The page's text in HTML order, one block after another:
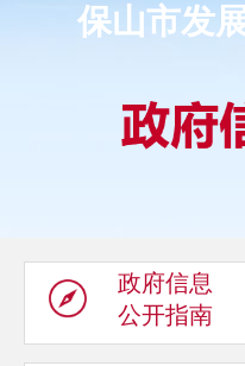
保山市发
政府信息
公开指南